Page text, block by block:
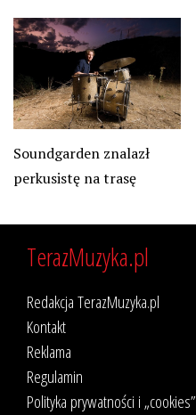
Soundgarden znalazł
perkusistę na trasę
TerazMuzyka.pl
Redakcja TerazMuzyka.pl
Kontakt
Reklama
Regulamin
Polityka prywatności i „cookies”